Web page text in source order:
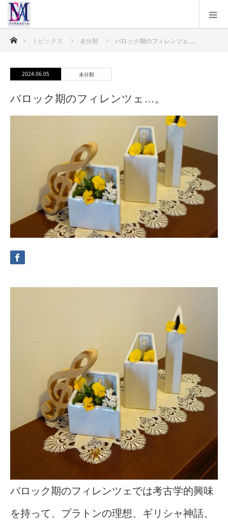
ホームトピックス 未分類 バロック期のフィレンツェ…。
2024.06.05 未分類
バロック期のフィレンツェ…。
バロック期のフィレンツェでは考古学的興味
を持って、プラトンの理想、ギリシャ神話、